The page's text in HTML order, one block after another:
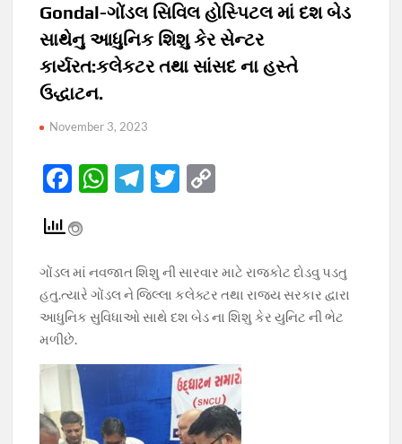
Gondal-ગોંડલ સિવિલ હોસ્પિટલ માં દશ બેડ
સાથેનુ આધુનિક શિશુ કેર સેન્ટર
કાર્યરત:કલેકટર તથા સાંસદ ના હસ્તે
ઉદ્ધાટન.
November 3, 2023
F
e
b
o
o
k
W
s
A
p
T
gr
a
m
T
er y
Li
n
ગોંડલ માં નવજાત શિશુ ની સારવાર માટે રાજકોટ દોડવુ પડતુ
હતુ.ત્યારે ગોંડલ ને જિલ્લા કલેક્ટર તથા રાજ્ય સરકાર દ્વારા
આધુનિક સુવિધાઓ સાથે દશ બેડ ના શિશુ કેર યુનિટ ની ભેટ
મળીછે.